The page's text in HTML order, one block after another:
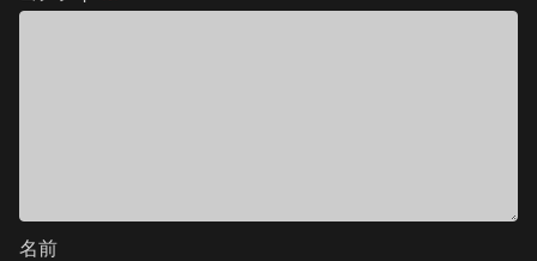
名前